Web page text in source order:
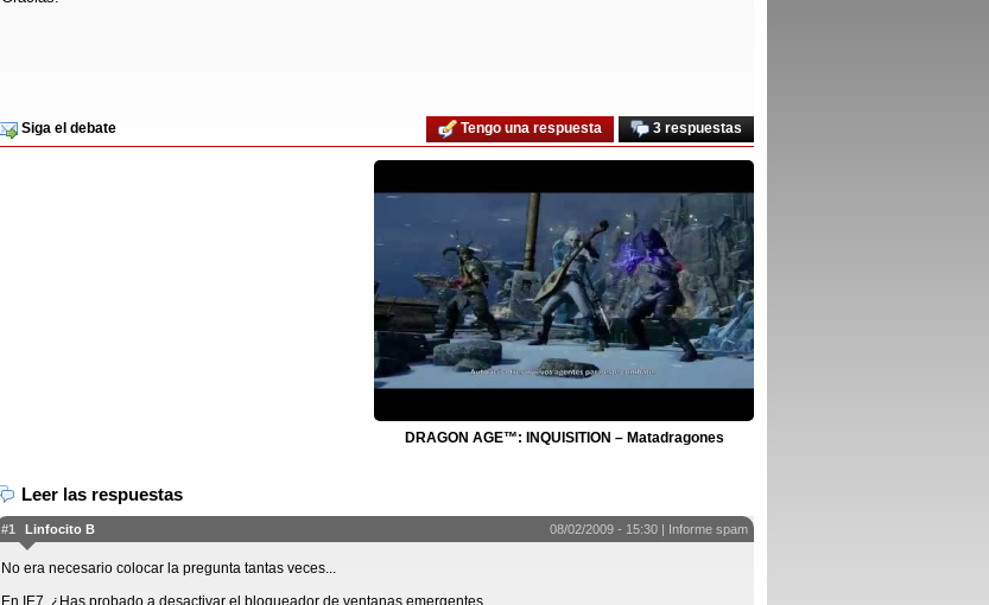
Siga el debate 3 respuestas
Tengo una respuesta
DRAGON AGE™: INQUISITION – Matadragones
Leer las respuestas
#1 Linfocito B 08/02/2009 - 15:30 | Informe spam
No era necesario colocar la pregunta tantas veces...
En IE7, ¿Has probado a desactivar el bloqueador de ventanas emergentes,